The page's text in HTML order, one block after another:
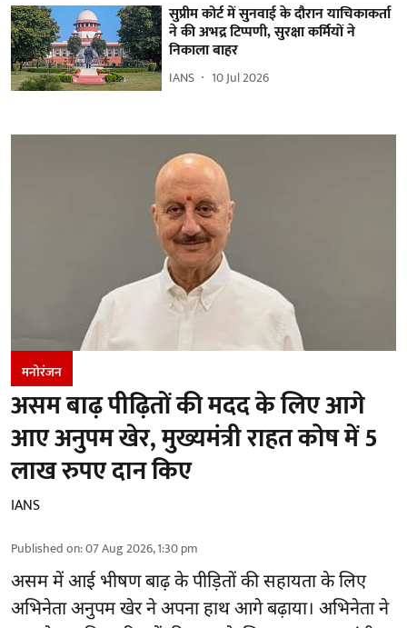
सुप्रीम कोर्ट में सुनवाई के दौरान याचिकाकर्ता
ने की अभद्र टिप्पणी, सुरक्षा कर्मियों ने
निकाला बाहर
IANS 10 Jul 2026
मनोरंजन
असम बाढ़ पीढ़ितों की मदद के लिए आगे
आए अनुपम खेर, मुख्यमंत्री राहत कोष में 5
लाख रुपए दान किए
IANS
Published on:07 Aug 2026, 1:30 pm
असम में आई भीषण बाढ़ केपीड़ितों की सहायताके लिए
अभिनेता अनुपम खेर ने अपना हाथ आगे बढ़ाया। अभिनेता ने